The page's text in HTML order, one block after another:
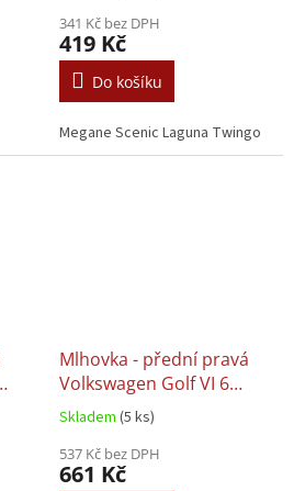
341 Kč bez DPH
419 Kč
Do košíku
Megane Scenic Laguna Twingo
Mlhovka - přední pravá
Volkswagen Golf VI 6
Caddy Jetta Tiguan
Touareg
Skladem (5 ks)
537 Kč bez DPH
661 Kč